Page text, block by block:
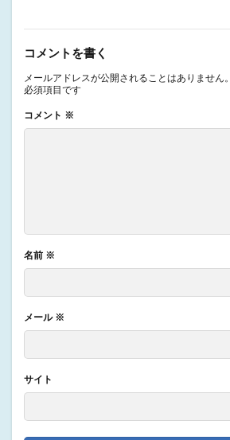
コメントを書く
メールアドレスが公開されることはありません。
必須項目です
コメント ※
名前 ※
メール ※
サイト